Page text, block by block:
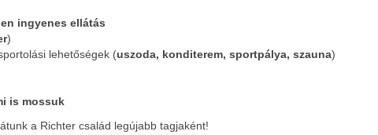
ingyenes ellátás
)
lehetőségek (uszoda, konditerem, sportpálya, szauna)
is mossuk
a Richter család legújabb tagjaként!